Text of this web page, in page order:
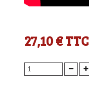
27,10 €TTC